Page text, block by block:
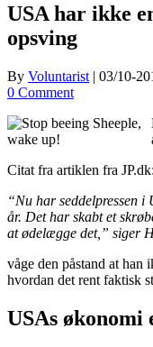
USA har ikke
opsving
By Voluntarist | 03/10-
0 Comment
Citat fra artiklen fra JP.dk:
“Nu har seddelpressen
år. Det har skabt et
at ødelægge det,” siger
våge den påstand at han
hvordan det rent faktisk
USAs økonomi